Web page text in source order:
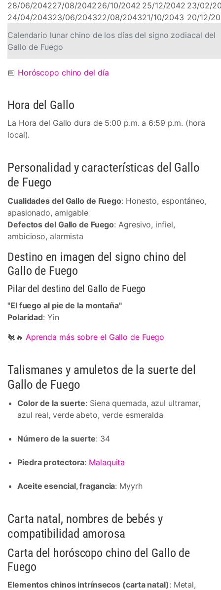
Calendario lunar chino de los días del signo zodiacal del
Gallo de Fuego
28/06/204227/08/204226/10/2042 25/12/2042 23/02/
24/04/204323/06/204322/08/204321/10/2043 20/12/
📅 Horóscopo chino del día
Hora del Gallo
La Hora del Gallo dura de 5:00 p.m. a 6:59 p.m. (hora
local).
Personalidad y características del Gallo
de Fuego
Cualidades del Gallo de Fuego: Honesto, espontáneo,
apasionado, amigable
Defectos del Gallo de Fuego: Agresivo, infiel,
ambicioso, alarmista
Destino en imagen del signo chino del
Gallo de Fuego
Pilar del destino del Gallo de Fuego
"El fuego al pie de la montaña"
Polaridad: Yin
🐔🔥 Aprenda más sobre el Gallo de Fuego
Talismanes y amuletos de la suerte del
Gallo de Fuego
Color de la suerte: Siena quemada, azul ultramar,
azul real, verde abeto, verde esmeralda
Número de la suerte: 34
Piedra protectora: Malaquita
Aceite esencial, fragancia: Myyrh
Carta natal, nombres de bebés y
compatibilidad amorosa
Carta del horóscopo chino del Gallo de
Fuego
Elementos chinos intrínsecos (carta natal): Metal,